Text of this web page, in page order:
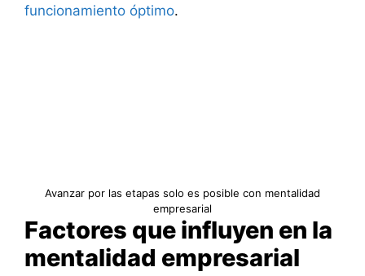
funcionamiento óptimo.
Avanzar por las etapas solo es posible con mentalidad
empresarial
Factores que influyen en la
mentalidad empresarial